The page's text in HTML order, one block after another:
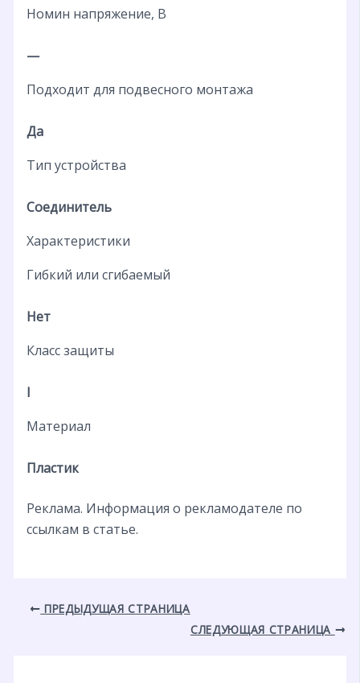
Номин напряжение, В
—
Подходит для подвесного монтажа
Да
Тип устройства
Соединитель
Характеристики
Гибкий или сгибаемый
Нет
Класс защиты
I
Материал
Пластик
Реклама. Информация о рекламодателе по
ссылкам в статье.
ПРЕДЫДУЩАЯ СТРАНИЦА
СЛЕДУЮЩАЯ СТРАНИЦА